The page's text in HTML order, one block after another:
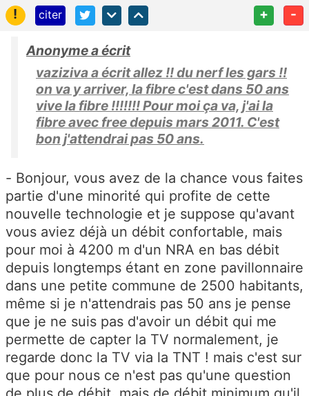
! citer + -
Anonyme a écrit
vaziziva a écrit allez !! du nerf les gars !!
on va y arriver, la fibre c'est dans 50 ans
vive la fibre !!!!!!! Pour moi ça va, j'ai la
fibre avec free depuis mars 2011. C'est
bon j'attendrai pas 50 ans.
- Bonjour, vous avez de la chance vous faites
partie d'une minorité qui profite de cette
nouvelle technologie et je suppose qu'avant
vous aviez déjà un débit confortable, mais
pour moi à 4200 m d'un NRA en bas débit
depuis longtemps étant en zone pavillonnaire
dans une petite commune de 2500 habitants,
même si je n'attendrais pas 50 ans je pense
que je ne suis pas d'avoir un débit qui me
permette de capter la TV normalement, je
regarde donc la TV via la TNT ! mais c'est sur
que pour nous ce n'est pas qu'une question